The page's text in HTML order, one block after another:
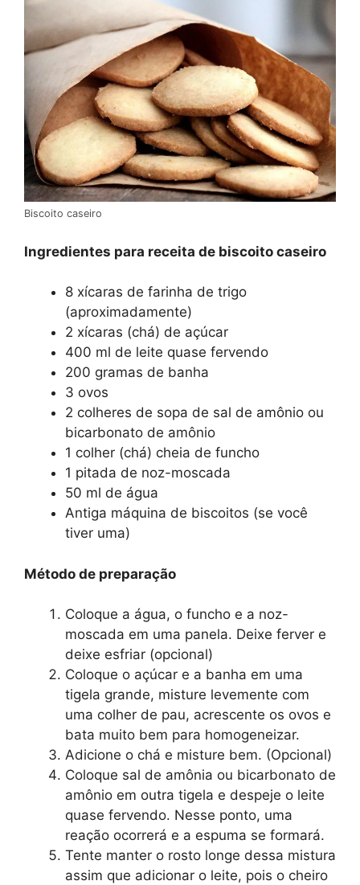
Biscoito caseiro
Ingredientes para receita de biscoito caseiro
8 xícaras de farinha de trigo
(aproximadamente)
2 xícaras (chá) de açúcar
400 ml de leite quase fervendo
200 gramas de banha
3 ovos
2 colheres de sopa de sal de amônio ou
bicarbonato de amônio
1 colher (chá) cheia de funcho
1 pitada de noz-moscada
50 ml de água
Antiga máquina de biscoitos (se você
tiver uma)
Método de preparação
Coloque a água, o funcho e a noz-
moscada em uma panela. Deixe ferver e
deixe esfriar (opcional)
Coloque o açúcar e a banha em uma
tigela grande, misture levemente com
uma colher de pau, acrescente os ovos e
bata muito bem para homogeneizar.
Adicione o chá e misture bem. (Opcional)
Coloque sal de amônia ou bicarbonato de
amônio em outra tigela e despeje o leite
quase fervendo. Nesse ponto, uma
reação ocorrerá e a espuma se formará.
Tente manter o rosto longe dessa mistura
assim que adicionar o leite, pois o cheiro